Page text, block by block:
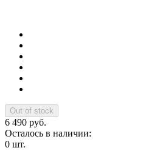
6 490 руб.
Осталось в наличии:
0 шт.